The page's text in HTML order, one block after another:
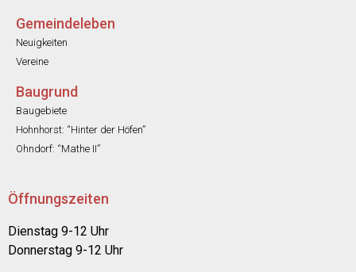
Gemeindeleben
Neuigkeiten
Vereine
Baugrund
Baugebiete
Hohnhorst: “Hinter der Höfen”
Ohndorf: “Mathe II”
Öffnungszeiten
Dienstag 9-12 Uhr
Donnerstag 9-12 Uhr